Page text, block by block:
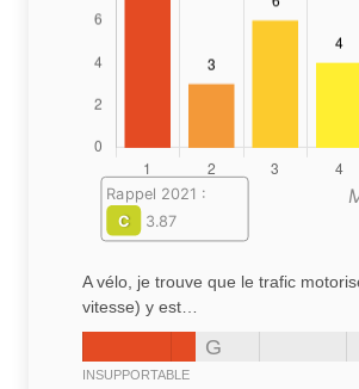
Rappel 2021 :
C
3.87
A vélo, je trouve que le trafic
vitesse) y est…
G
INSUPPORTABLE